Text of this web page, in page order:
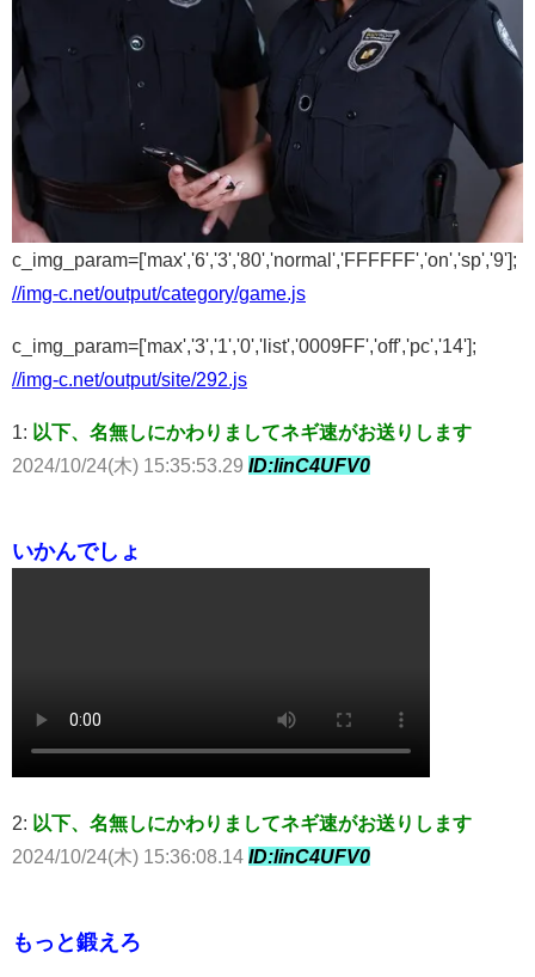
c_img_param=['max','6','3','80','normal','FFFFFF','on','sp','9'];
//img-c.net/output/category/game.js
c_img_param=['max','3','1','0','list','0009FF','off','pc','14'];
//img-c.net/output/site/292.js
1: 以下、名無しにかわりましてネギ速がお送りします
2024/10/24(木) 15:35:53.29 ID:linC4UFV0
いかんでしょ
2: 以下、名無しにかわりましてネギ速がお送りします
2024/10/24(木) 15:36:08.14 ID:linC4UFV0
もっと鍛えろ